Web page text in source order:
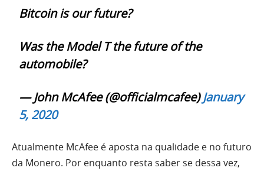
Bitcoin is our future?
Was the Model T the future of the
automobile?
— John McAfee (@officialmcafee)January
5, 2020
Atualmente McAfee é aposta na qualidade e no futuro
da Monero. Por enquanto resta saber se dessa vez,